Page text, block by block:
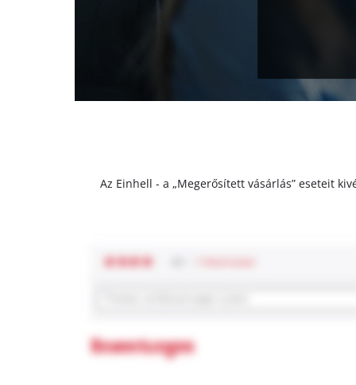
Az Einhell - a „Megerősített vásárlás” eseteit